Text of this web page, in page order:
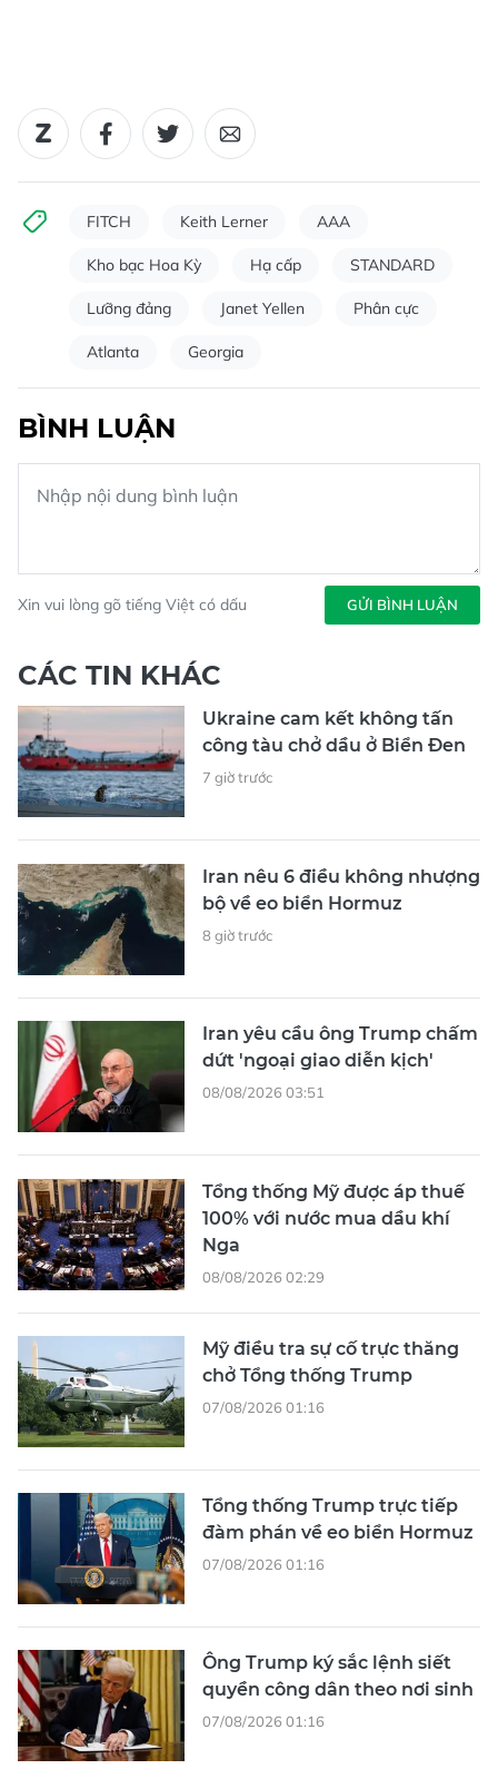
FITCH Keith Lerner AAA
Kho bạc Hoa Kỳ Hạ cấp STANDARD
Lưỡng đảng Janet Yellen Phân cực
Atlanta Georgia
BÌNH LUẬN
Xin vui lòng gõ tiếng Việt có dấu GỬI BÌNH LUẬN
CÁC TIN KHÁC
Ukraine cam kết không tấn
công tàu chở dầu ở Biển Đen
7 giờ trước
Iran nêu 6 điều không nhượng
bộ về eo biển Hormuz
8 giờ trước
Iran yêu cầu ông Trump chấm
dứt 'ngoại giao diễn kịch'
08/08/2026 03:51
Tổng thống Mỹ được áp thuế
100% với nước mua dầu khí
Nga
08/08/2026 02:29
Mỹ điều tra sự cố trực thăng
chở Tổng thống Trump
07/08/2026 01:16
Tổng thống Trump trực tiếp
đàm phán về eo biển Hormuz
07/08/2026 01:16
Ông Trump ký sắc lệnh siết
quyền công dân theo nơi sinh
07/08/2026 01:16